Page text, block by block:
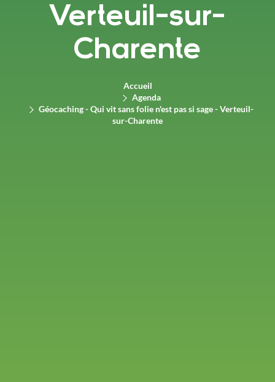
Verteuil-sur-
Charente
Accueil
Agenda
Géocaching - Qui vit sans folie n'est pas si sage - Verteuil-
sur-Charente